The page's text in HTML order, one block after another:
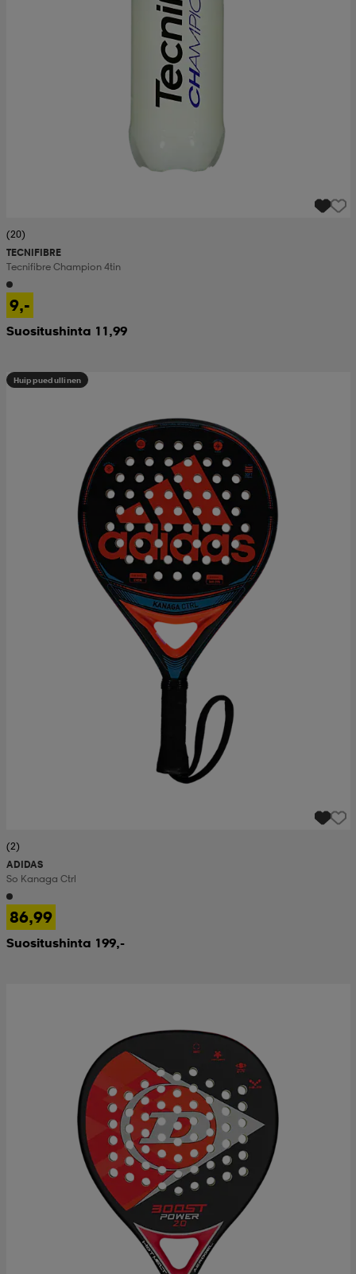
(20)
TECNIFIBRE
Tecnifibre Champion 4tin
9,-
Suositushinta 11,99
Huippuedullinen
(2)
ADIDAS
So Kanaga Ctrl
86,99
Suositushinta 199,-